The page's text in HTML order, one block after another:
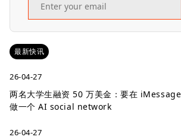
最新快讯
26-04-27
两名大学生融资 50 万美金：要在
做一个 AI social network
26-04-27